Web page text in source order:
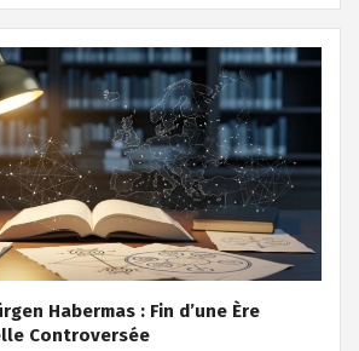
Habermas : Fin d’une Ère
Controversée